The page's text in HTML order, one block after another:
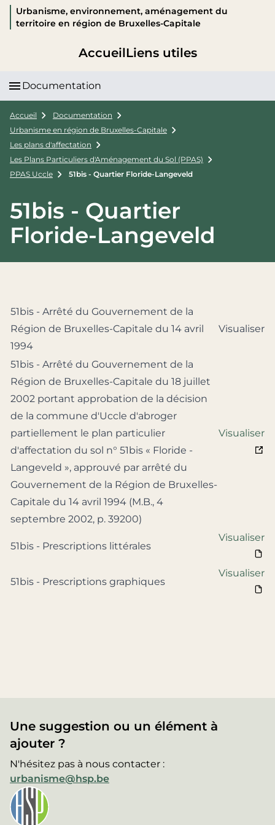
Urbanisme, environnement, aménagement du
territoire en région de Bruxelles-Capitale
AccueilLiens utiles
Documentation
Accueil
Documentation
Urbanisme en région de Bruxelles-Capitale
Les plans d'affectation
Les Plans Particuliers d'Aménagement du Sol (PPAS)
PPAS Uccle
51bis - Quartier Floride-Langeveld
51bis - Quartier
Floride-Langeveld
51bis - Arrêté du Gouvernement de la
Région de Bruxelles-Capitale du 14 avril
1994
Visualiser
51bis - Arrêté du Gouvernement de la
Région de Bruxelles-Capitale du 18 juillet
2002 portant approbation de la décision
de la commune d'Uccle d'abroger
partiellement le plan particulier
d'affectation du sol n° 51bis « Floride -
Langeveld », approuvé par arrêté du
Gouvernement de la Région de Bruxelles-
Capitale du 14 avril 1994 (M.B., 4
septembre 2002, p. 39200)
Visualiser
51bis - Prescriptions littérales
Visualiser
51bis - Prescriptions graphiques
Visualiser
Une suggestion ou un élément à
ajouter ?
N'hésitez pas à nous contacter :
urbanisme@hsp.be